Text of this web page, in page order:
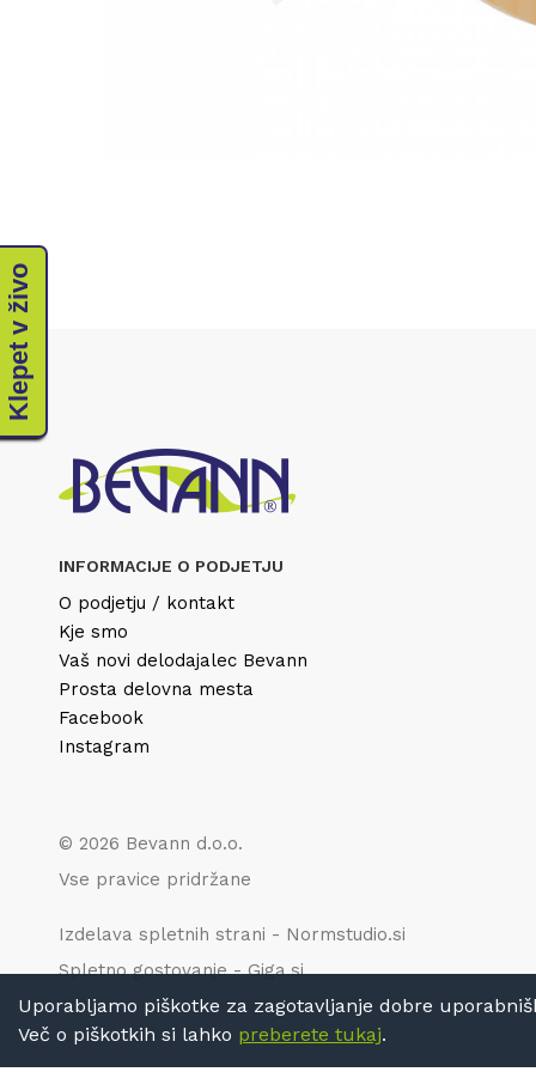
INFORMACIJE O PODJETJU
O podjetju / kontakt
Kje smo
Vaš novi delodajalec Bevann
Prosta delovna mesta
Facebook
Instagram
© 2026 Bevann d.o.o.
Vse pravice pridržane
Izdelava spletnih strani - Normstudio.si
Spletno gostovanje - Giga.si
Klepet v živo
Uporabljamo piškotke za zagotavljanje dobre
Več o piškotkih si lahko preberete tukaj.